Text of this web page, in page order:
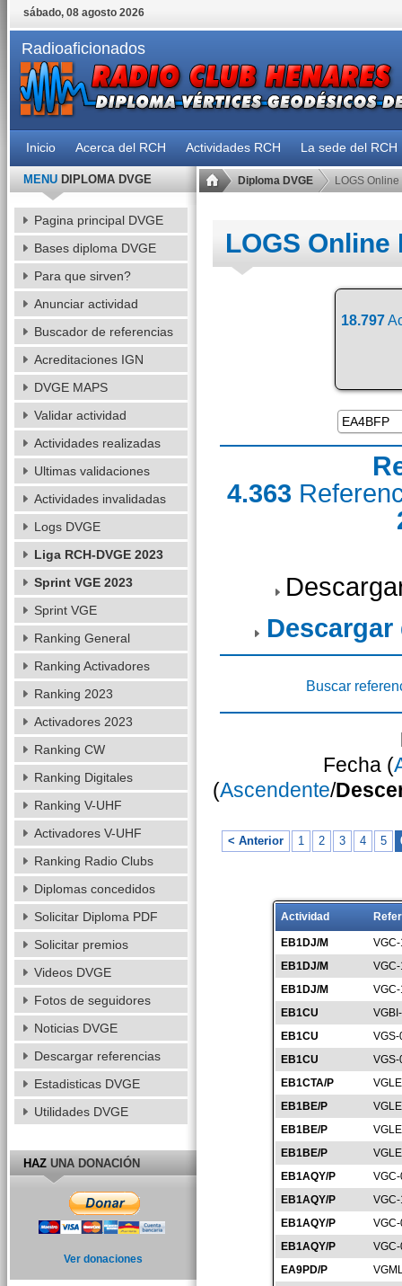
sábado, 08 agosto 2026
Radioaficionados
Inicio Acerca del RCH Actividades RCH La sede del RCH
Diploma DVGE LOGS Online
LOGS Online
18.797
4.363
Descargar
Buscar
Fecha (
(Ascendente/
< Anterior 1 2 3 4 5
Actividad
EB1DJ/M
EB1DJ/M
EB1DJ/M
VGC-
EB1CU
EB1CU
EB1CU
EB1CTA/P
EB1BE/P
EB1BE/P
EB1BE/P
EB1AQY/P
EB1AQY/P
EB1AQY/P
EB1AQY/P
EA9PD/P
MENUDIPLOMA DVGE
Pagina principal DVGE
Bases diploma DVGE
Para que sirven?
Anunciar actividad
Buscador de referencias
Acreditaciones IGN
DVGE MAPS
Validar actividad
Actividades realizadas
Ultimas validaciones
Actividades invalidadas
Logs DVGE
Liga RCH-DVGE 2023
Sprint VGE 2023
Sprint VGE
Ranking General
Ranking Activadores
Ranking 2023
Activadores 2023
Ranking CW
Ranking Digitales
Ranking V-UHF
Activadores V-UHF
Ranking Radio Clubs
Diplomas concedidos
Solicitar Diploma PDF
Solicitar premios
Videos DVGE
Fotos de seguidores
Noticias DVGE
Descargar referencias
Estadisticas DVGE
Utilidades DVGE
HAZUNA DONACIÓN
Ver donaciones